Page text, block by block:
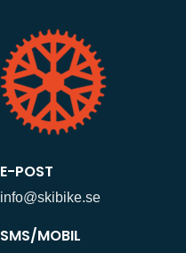
E-POST
info@skibike.se
SMS/MOBIL